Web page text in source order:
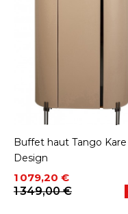
Buffet haut Tango Kare
Design
Prix
1 079,20 €
Prix de base
1 349,00 €